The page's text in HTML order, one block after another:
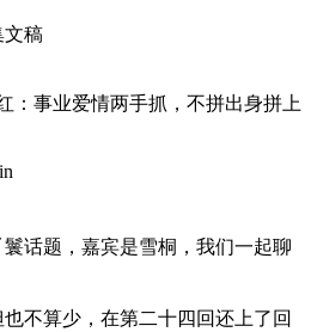
文稿
：事业爱情两手抓，不拼出身拼上
话题，嘉宾是雪桐，我们一起聊
不算少，在第二十四回还上了回